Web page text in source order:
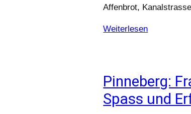
Affenbrot,
Weiterlesen
Pinneberg:
Spass und